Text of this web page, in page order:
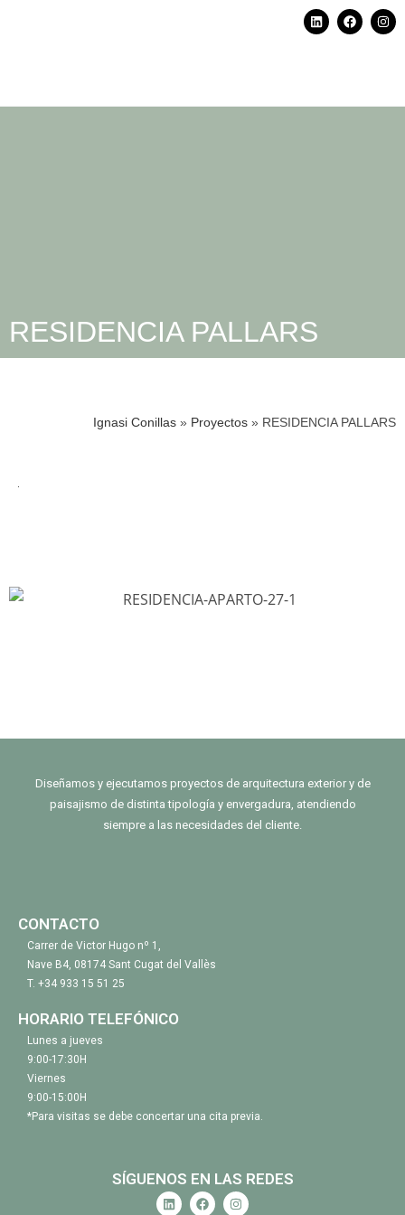
RESIDENCIA PALLARS
Ignasi Conillas » Proyectos » RESIDENCIA PALLARS
Diseñamos y ejecutamos proyectos de arquitectura exterior y de
paisajismo de distinta tipología y envergadura, atendiendo
siempre a las necesidades del cliente.
CONTACTO
Carrer de Victor Hugo nº 1,
Nave B4, 08174 Sant Cugat del Vallès
T. +34 933 15 51 25
HORARIO TELEFÓNICO
Lunes a jueves
9:00-17:30H
Viernes
9:00-15:00H
*Para visitas se debe concertar una cita previa.
SÍGUENOS EN LAS REDES